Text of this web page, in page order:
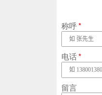
称呼*
电话*
留言